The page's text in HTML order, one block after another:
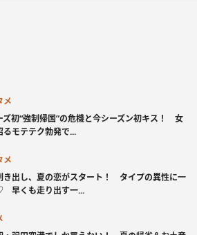
メ
ズ初“強制帰国”の危機と今シーズン初キス！ 女
るモテテク勃発で...
メ
き出し、夏の恋がスタート！ タイプの異性に一
早くも走り出す一...